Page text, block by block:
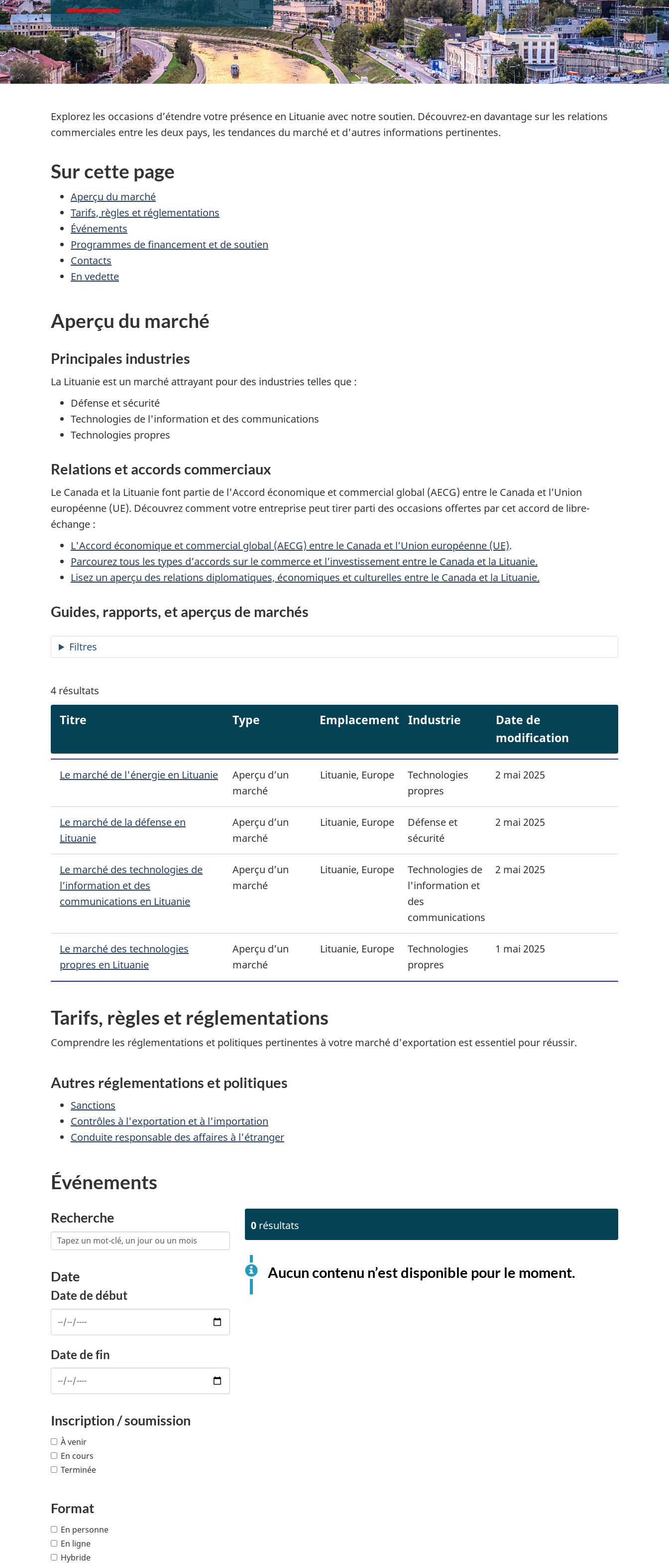
Explorez les occasions d’étendre votre présence en Lituanie avec notre soutien. Découvrez-en davantage sur les relations
commerciales entre les deux pays, les tendances du marché et d'autres informations pertinentes.
Sur cette page
Aperçu du marché
Tarifs, règles et réglementations
Événements
Programmes de financement et de soutien
Contacts
En vedette
Aperçu du marché
Principales industries
La Lituanie est un marché attrayant pour des industries telles que :
Défense et sécurité
Technologies de l'information et des communications
Technologies propres
Relations et accords commerciaux
Le Canada et la Lituanie font partie de l'Accord économique et commercial global (AECG) entre le Canada et l’Union
européenne (UE). Découvrez comment votre entreprise peut tirer parti des occasions offertes par cet accord de libre-
échange :
L'Accord économique et commercial global (AECG) entre le Canada et l’Union européenne (UE).
Parcourez tous les types d’accords sur le commerce et l’investissement entre le Canada et la Lituanie.
Lisez un aperçu des relations diplomatiques, économiques et culturelles entre le Canada et la Lituanie.
Guides, rapports, et aperçus de marchés
Filtres
4 résultats
Titre Type Emplacement Industrie
Date de
modification
Le marché de l'énergie en Lituanie
Aperçu d’un
marché
Lituanie, Europe
Technologies
propres
2 mai 2025
Le marché de la défense en
Lituanie
Aperçu d’un
marché
Lituanie, Europe
Défense et
sécurité
2 mai 2025
Le marché des technologies de
l’information et des
communications en Lituanie
Aperçu d’un
marché
Lituanie, Europe
Technologies de
l'information et
des
communications
2 mai 2025
Le marché des technologies
propres en Lituanie
Aperçu d’un
marché
Lituanie, Europe
Technologies
propres
1 mai 2025
Tarifs, règles et réglementations
Comprendre les réglementations et politiques pertinentes à votre marché d'exportation est essentiel pour réussir.
Autres réglementations et politiques
Sanctions
Contrôles à l'exportation et à l'importation
Conduite responsable des affaires à l'étranger
Événements
Recherche
Date
Date de début
Date de fin
Inscription / soumission
À venir
En cours
Terminée
Format
En personne
En ligne
Hybride
0 résultats
Aucun contenu n’est disponible pour le moment.